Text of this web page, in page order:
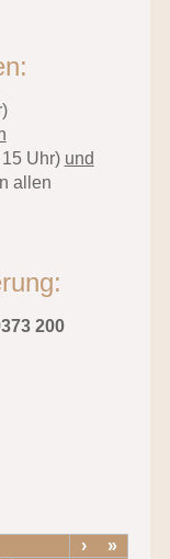
Uhr) und
allen
200
› »